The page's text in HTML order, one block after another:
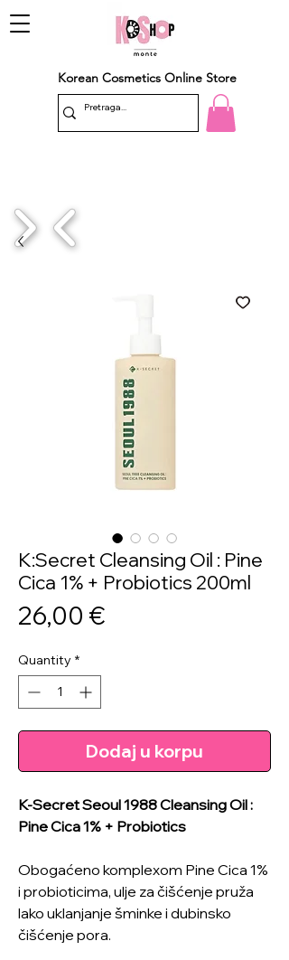
Korean Cosmetics Online Store
K:Secret Cleansing Oil : Pine
Cica 1% + Probiotics 200ml
26,00 €Price
Quantity *
Dodaj u korpu
K-Secret Seoul 1988 Cleansing Oil :
Pine Cica 1% + Probiotics
Obogaćeno komplexom Pine Cica 1%
i probioticima, ulje za čišćenje pruža
lako uklanjanje šminke i dubinsko
čišćenje pora.